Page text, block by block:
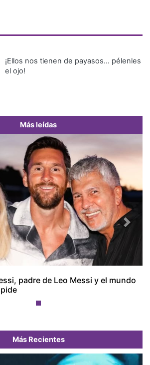
¡Ellos nos tienen de payasos… pélenles
el ojo!
Más leídas
padre de Leo Messi y el mundo
Next
Más Recientes